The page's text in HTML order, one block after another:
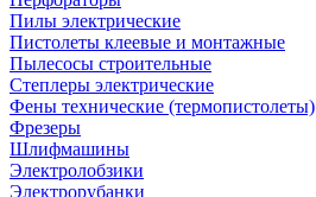
Пилы электрические
Пистолеты клеевые и монтажные
Пылесосы строительные
Степлеры электрические
Фены технические (термопистолеты)
Фрезеры
Шлифмашины
Электролобзики
Электрорубанки